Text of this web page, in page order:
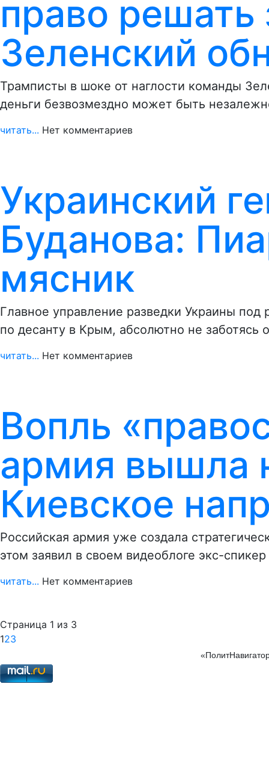
право решать
Зеленский
Трамписты в шоке от наглости команды
деньги безвозмездно может быть
читать... Нет комментариев
Украинский
Буданова:
мясник
Главное управление разведки Украины
по десанту в Крым, абсолютно не заботясь
читать... Нет комментариев
Вопль
армия вышла
Киевское
Российская армия уже создала
этом заявил в своем видеоблоге экс-
читать... Нет комментариев
Страница 1 из 3
123